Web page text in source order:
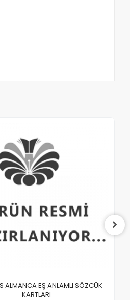
ALMANCA EŞ ANLAMLI SÖZCÜK
KARTLARI